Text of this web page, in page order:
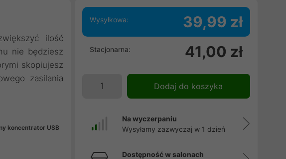
ilość
nie będziesz
skopiujesz
zasilania
koncentrator USB
Wysyłkowa: 39,99 zł
Stacjonarna: 41,00 zł
Dodaj do koszyka
Na wyczerpaniu
Wysyłamy zazwyczaj w 1 dzień
Dostępność w salonach